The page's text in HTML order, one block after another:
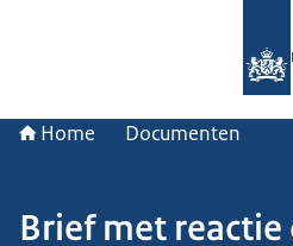
Home Documenten
Brief met